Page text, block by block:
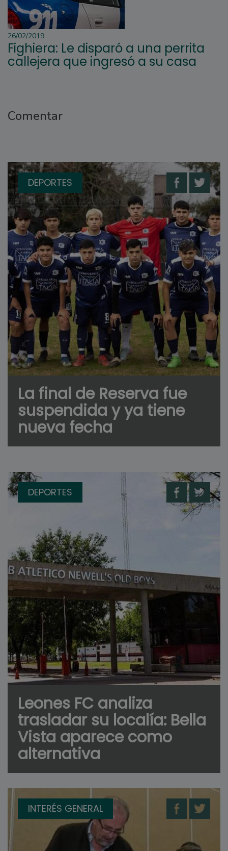
26/02/2019
Fighiera: Le disparó a una perrita
callejera que ingresó a su casa
Comentar
DEPORTES
La final de Reserva fue
suspendida y ya tiene
nueva fecha
DEPORTES
Leones FC analiza
trasladar su localía: Bella
Vista aparece como
alternativa
INTERÉS GENERAL